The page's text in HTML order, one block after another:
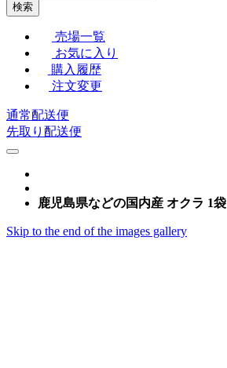
検索
売場一覧
お気に入り
購入履歴
注文変更
通常配送便
先取り配送便
鹿児島県などの国内産 オクラ 1袋
Skip to the end of the images gallery